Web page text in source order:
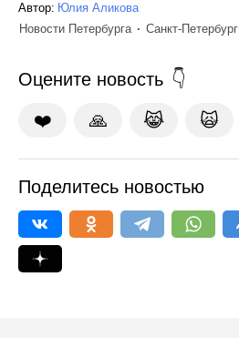
Автор: Юлия Аликова
Новости Петербурга
Санкт-Петербург
Оцените новость
❤️ 🙏 😹 🙀
Поделитесь новостью